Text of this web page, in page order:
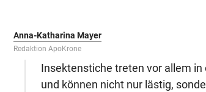
Insektenstiche treten vor allem
und können nicht nur lästig,
Anna-Katharina Mayer
Redaktion ApoKrone